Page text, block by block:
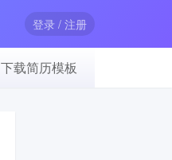
登录 / 注册
下载简历模板